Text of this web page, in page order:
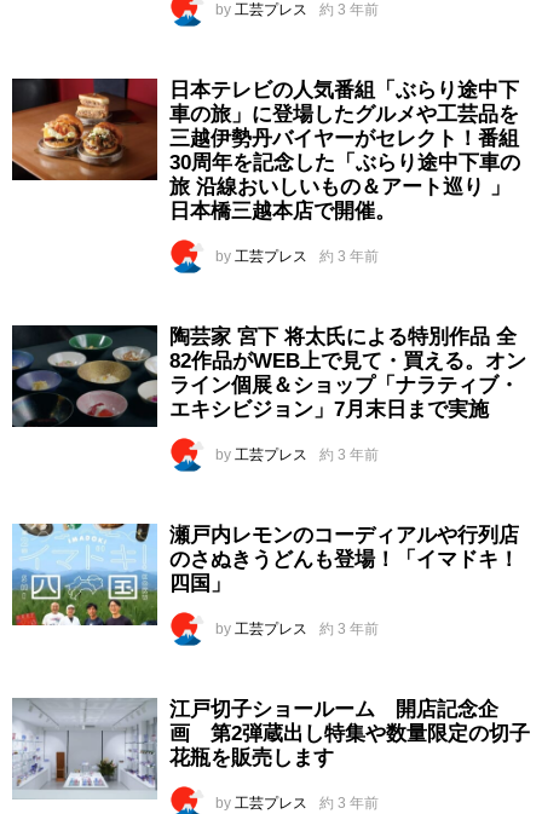
by 工芸プレス 約 3 年前
日本テレビの人気番組「ぶらり途中下
車の旅」に登場したグルメや工芸品を
三越伊勢丹バイヤーがセレクト！番組
30周年を記念した「ぶらり途中下車の
旅 沿線おいしいもの＆アート巡り 」
日本橋三越本店で開催。
by 工芸プレス 約 3 年前
陶芸家 宮下 将太氏による特別作品 全
82作品がWEB上で見て・買える。オン
ライン個展＆ショップ「ナラティブ・
エキシビジョン」7月末日まで実施
by 工芸プレス 約 3 年前
瀬戸内レモンのコーディアルや行列店
のさぬきうどんも登場！「イマドキ！
四国」
by 工芸プレス 約 3 年前
江戸切子ショールーム 開店記念企
画 第2弾蔵出し特集や数量限定の切子
花瓶を販売します
by 工芸プレス 約 3 年前